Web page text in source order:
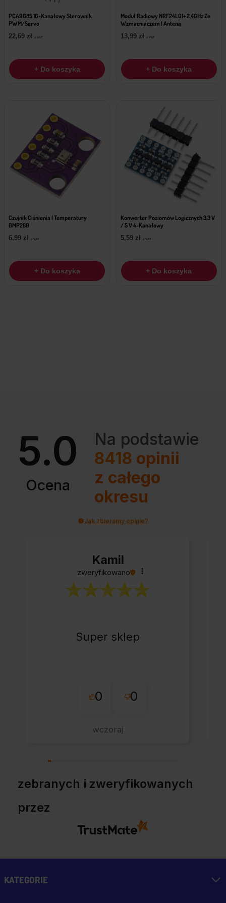
PCA9685 16-Kanałowy Sterownik
PWM/Servo
22,69 zł z VAT
+ Do koszyka
Moduł Radiowy NRF24L01+ 2,4GHz Ze
Wzmacniaczem I Anteną
13,99 zł z VAT
+ Do koszyka
Czujnik Ciśnienia I Temperatury
BMP280
6,99 zł z VAT
+ Do koszyka
Konwerter Poziomów Logicznych 3,3 V
/ 5 V 4-Kanałowy
5,59 zł z VAT
+ Do koszyka
5.0
Ocena
Na podstawie
8418 opinii
z całego
okresu
Jak zbieramy opinie?
Kamil
zweryfikowano
Super sklep
0 0
wczoraj
zebranych i zweryfikowanych
przez
KATEGORIE